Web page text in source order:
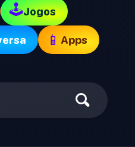
🕹Jogos
📱 Apps